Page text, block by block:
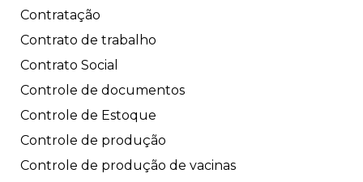
Contratação
Contrato de trabalho
Contrato Social
Controle de documentos
Controle de Estoque
Controle de produção
Controle de produção de vacinas